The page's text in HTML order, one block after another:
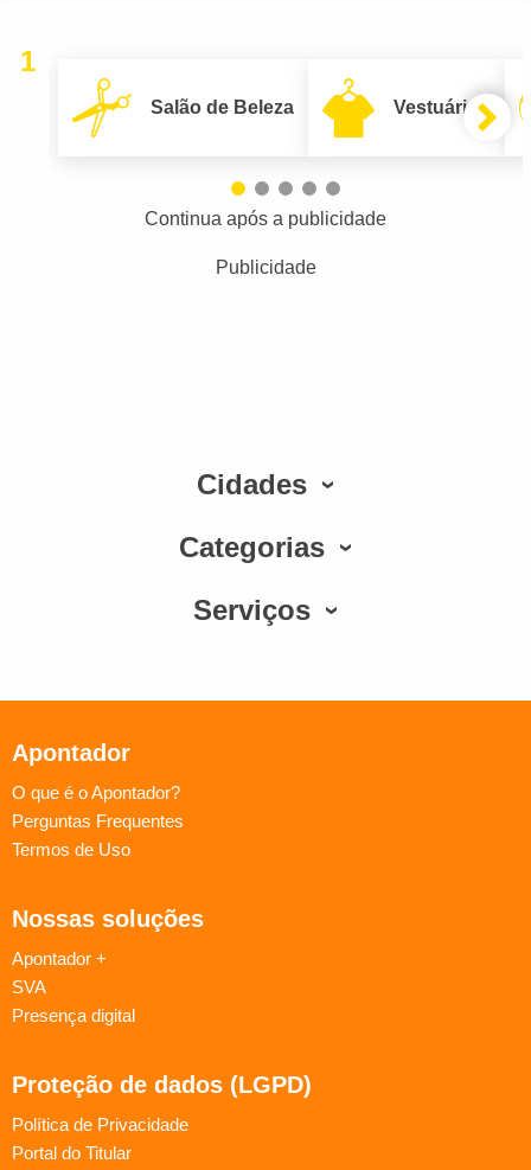
1
Salão de Beleza Vestuário
Continua após a publicidade
Publicidade
Cidades
Categorias
Serviços
Apontador
O que é o Apontador?
Perguntas Frequentes
Termos de Uso
Nossas soluções
Apontador +
SVA
Presença digital
Proteção de dados (LGPD)
Política de Privacidade
Portal do Titular